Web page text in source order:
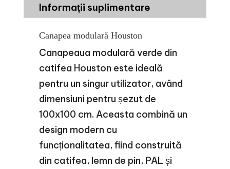
Informații suplimentare
Canapea modulară Houston
Canapeaua modulară verde din
catifea Houston este ideală
pentru un singur utilizator, având
dimensiuni pentru șezut de
100x100 cm. Aceasta combină un
design modern cu
funcționalitatea, fiind construită
din catifea, lemn de pin, PAL și